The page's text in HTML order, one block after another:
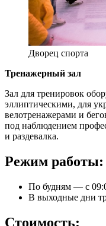
Дворец спорта
Тренажерный зал
Зал для тренировок
эллиптическими, для
велотренажерами и
под наблюдением
и раздевалка.
Режим работы:
По будням — с
В выходные дни
Стоимость: